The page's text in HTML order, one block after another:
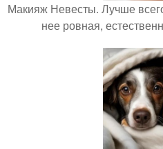
Макияж Невесты. Лучше
нее ровная,